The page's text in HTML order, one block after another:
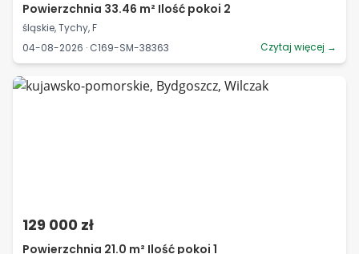
Powierzchnia 33.46 m² Ilość pokoi 2
śląskie, Tychy, F
04-08-2026 · C169-SM-38363
Czytaj więcej →
129 000 zł
Powierzchnia 21.0 m² Ilość pokoi 1